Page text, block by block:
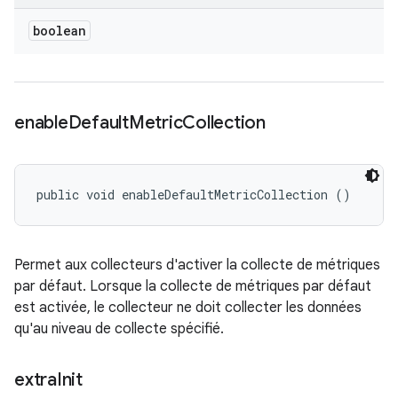
boolean
enableDefaultMetricCollection
public void enableDefaultMetricCollection ()
Permet aux collecteurs d'activer la collecte de métriques
par défaut. Lorsque la collecte de métriques par défaut
est activée, le collecteur ne doit collecter les données
qu'au niveau de collecte spécifié.
extraInit